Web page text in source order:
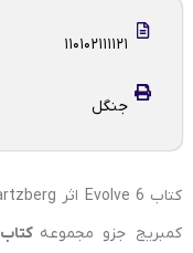
۱۱۰۱۰۲۱۱۱۱۲۱
جنگل
کمبریج جزو مجموعه کتاب Evolve